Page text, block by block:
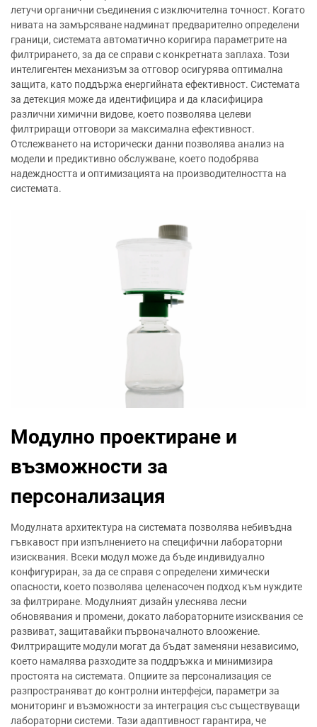
летучи органични съединения с изключителна точност. Когато
нивата на замърсяване надминат предварително определени
граници, системата автоматично коригира параметрите на
филтрирането, за да се справи с конкретната заплаха. Този
интелигентен механизъм за отговор осигурява оптимална
защита, като поддържа енергийната ефективност. Системата
за детекция може да идентифицира и да класифицира
различни химични видове, което позволява целеви
филтриращи отговори за максимална ефективност.
Отслежването на исторически данни позволява анализ на
модели и предиктивно обслужване, което подобрява
надеждността и оптимизацията на производителността на
системата.
Модулно проектиране и
възможности за
персонализация
Модулната архитектура на системата позволява небивъдна
гъвкавост при изпълнението на специфични лабораторни
изисквания. Всеки модул може да бъде индивидуално
конфигуриран, за да се справя с определени химически
опасности, което позволява целенасочен подход към нуждите
за филтриране. Модулният дизайн улеснява лесни
обновявания и промени, докато лабораторните изисквания се
развиват, защитавайки първоначалното влоожение.
Филтриращите модули могат да бъдат заменяни независимо,
което намалява разходите за поддръжка и минимизира
простоята на системата. Опциите за персонализация се
разпространяват до контролни интерфејси, параметри за
мониторинг и възможности за интеграция със съществуващи
лабораторни системи. Тази адаптивност гарантира, че